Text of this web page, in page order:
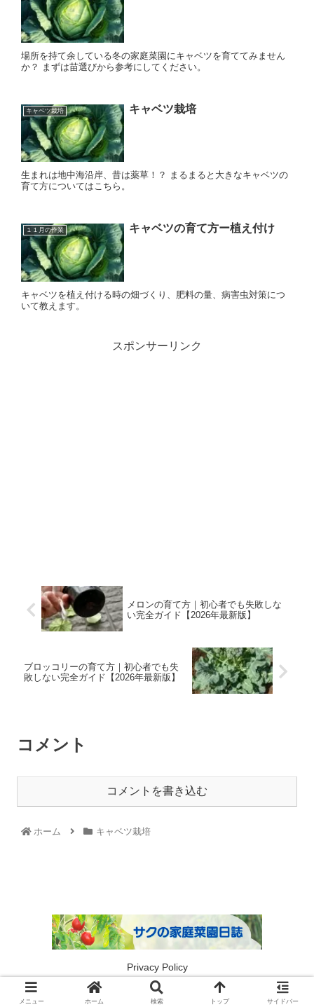
場所を持て余している冬の家庭菜園にキャベツを育ててみません
か？ まずは苗選びから参考にしてください。
キャベツ栽培 キャベツ栽培
生まれは地中海沿岸、昔は薬草！？ まるまると大きなキャベツの
育て方についてはこちら。
１１月の作業 キャベツの育て方ー植え付け
キャベツを植え付ける時の畑づくり、肥料の量、病害虫対策につ
いて教えます。
スポンサーリンク
メロンの育て方｜初心者でも失敗しな
い完全ガイド【2026年最新版】
ブロッコリーの育て方｜初心者でも失
敗しない完全ガイド【2026年最新版】
コメント
コメントを書き込む
ホーム キャベツ栽培
Privacy Policy
© 2021 サクの家庭菜園.
メニュー ホーム 検索 トップ サイドバー